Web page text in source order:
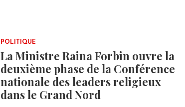
POLITIQUE
La Ministre Raina Forbin ouvre la
deuxième phase de la Conférence
nationale des leaders religieux
dans le Grand Nord